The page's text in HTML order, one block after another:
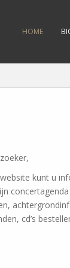
HOME
kunt u
cd’s